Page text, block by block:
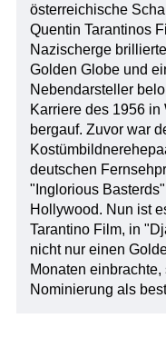
österreichische
Quentin Tarantinos
Nazischerge
Golden Globe und
Nebendarsteller
Karriere des 1956 in
bergauf. Zuvor war
deutschen
"Inglorious
Hollywood. Nun ist
Tarantino Film, in
nicht nur einen
Monaten
Nominierung als